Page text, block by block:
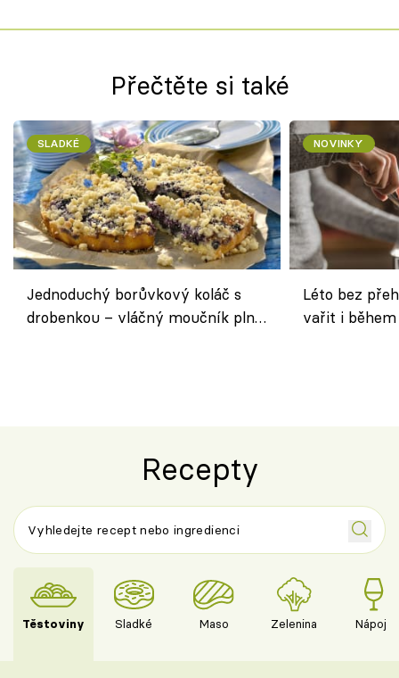
Přečtěte si také
SLADKÉ
Jednoduchý borůvkový koláč s
drobenkou – vláčný moučník plný
NOVINKY
Léto bez
vařit i
Recepty
Těstoviny Sladké Maso Zelenina Nápoje